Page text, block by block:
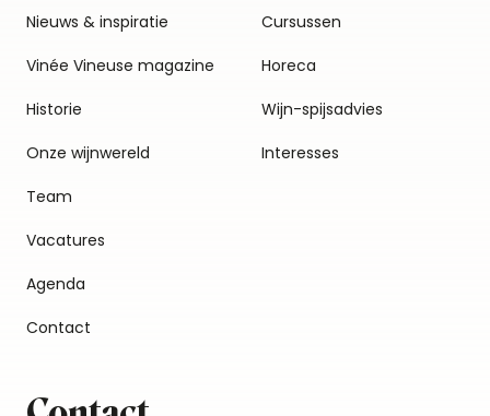
Nieuws & inspiratie
Vinée Vineuse magazine
Historie
Onze wijnwereld
Team
Vacatures
Agenda
Contact
Cursussen
Horeca
Wijn-spijsadvies
Interesses